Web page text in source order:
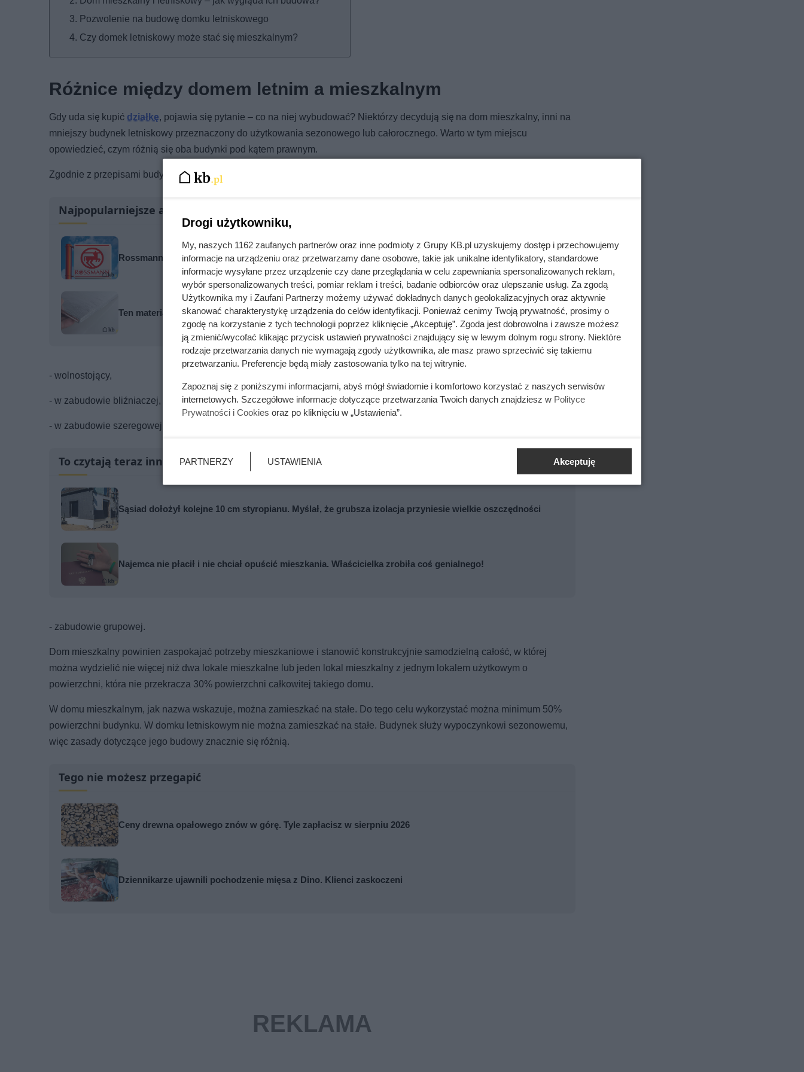
Pozwolenie na budowę domku letniskowego
Czy domek letniskowy może stać się mieszkalnym?
Różnice między domem letnim a mieszkalnym
Gdy uda się kupić działkę, pojawia się pytanie – co na niej wybudować? Niektórzy decydują się na dom mieszkalny, inni na
mniejszy budynek letniskowy przeznaczony do użytkowania sezonowego lub całorocznego. Warto w tym miejscu
opowiedzieć, czym różnią się oba budynki pod kątem prawnym.
Zgodnie z przepisami budynek mieszkalny może być:
Najpopularniejsze artykuły
Rossmann tnie cenę kultowego zapachu o 90 zł! Warto się pospieszyć!
Ten materiał bije styropian na głowę. Wystarczy 2 cm zamiast 17 cm
- wolnostojący,
- w zabudowie bliźniaczej,
- w zabudowie szeregowej,
To czytają teraz inni
Sąsiad dołożył kolejne 10 cm styropianu. Myślał, że grubsza izolacja przyniesie wielkie oszczędności
Najemca nie płacił i nie chciał opuścić mieszkania. Właścicielka zrobiła coś genialnego!
- zabudowie grupowej.
Dom mieszkalny powinien zaspokajać potrzeby mieszkaniowe i stanowić konstrukcyjnie samodzielną całość, w której
można wydzielić nie więcej niż dwa lokale mieszkalne lub jeden lokal mieszkalny z jednym lokalem użytkowym o
powierzchni, która nie przekracza 30% powierzchni całkowitej takiego domu.
W domu mieszkalnym, jak nazwa wskazuje, można zamieszkać na stałe. Do tego celu wykorzystać można minimum 50%
powierzchni budynku. W domku letniskowym nie można zamieszkać na stałe. Budynek służy wypoczynkowi sezonowemu,
więc zasady dotyczące jego budowy znacznie się różnią.
Tego nie możesz przegapić
Ceny drewna opałowego znów w górę. Tyle zapłacisz w sierpniu 2026
Dziennikarze ujawnili pochodzenie mięsa z Dino. Klienci zaskoczeni
Drogi użytkowniku,
My, naszych 1162 zaufanych partnerów oraz inne podmioty z Grupy KB.pl uzyskujemy dostęp i przechowujemy
informacje na urządzeniu oraz przetwarzamy dane osobowe, takie jak unikalne identyfikatory, standardowe
informacje wysyłane przez urządzenie czy dane przeglądania w celu zapewniania spersonalizowanych reklam,
wybór spersonalizowanych treści, pomiar reklam i treści, badanie odbiorców oraz ulepszanie usług. Za zgodą
Użytkownika my i Zaufani Partnerzy możemy używać dokładnych danych geolokalizacyjnych oraz aktywnie
skanować charakterystykę urządzenia do celów identyfikacji. Ponieważ cenimy Twoją prywatność, prosimy o
zgodę na korzystanie z tych technologii poprzez kliknięcie „Akceptuję”. Zgoda jest dobrowolna i zawsze możesz
ją zmienić/wycofać klikając przycisk ustawień prywatności znajdujący się w lewym dolnym rogu strony. Niektóre
rodzaje przetwarzania danych nie wymagają zgody użytkownika, ale masz prawo sprzeciwić się takiemu
przetwarzaniu. Preferencje będą miały zastosowania tylko na tej witrynie.
Zapoznaj się z poniższymi informacjami, abyś mógł świadomie i komfortowo korzystać z naszych serwisów
internetowych. Szczegółowe informacje dotyczące przetwarzania Twoich danych znajdziesz w Polityce
Prywatności i Cookies oraz po kliknięciu w „Ustawienia”.
PARTNERZY USTAWIENIA Akceptuję